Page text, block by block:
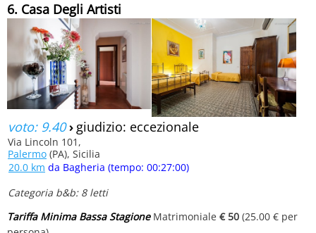
6. Casa Degli Artisti
voto: 9.40› giudizio: eccezionale
Via Lincoln 101,
Palermo (PA), Sicilia
20.0 km da Bagheria (tempo: 00:27:00)
Categoria b&b: 8 letti
Tariffa Minima Bassa StagioneMatrimoniale € 50 (25.00 € per